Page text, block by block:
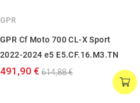
GPR
GPR Cf Moto 700 CL-X Sport
2022-2024 e5 E5.CF.16.M3.TN
491,90 € 614,88 €